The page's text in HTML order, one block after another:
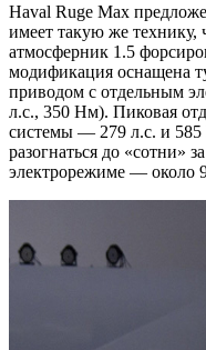
Haval Ruge Max
имеет такую же
атмосферник 1.5
модификация оснащена
приводом с отдельным
л.с., 350 Нм). Пиковая
системы — 279 л.с. и
разогнаться до «сотни»
электрорежиме — около